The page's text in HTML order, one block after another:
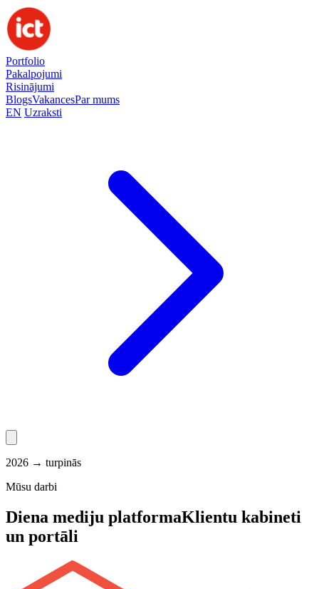
Portfolio
Pakalpojumi
Risinājumi
BlogsVakancesPar mums
EN Uzraksti
2026 → turpinās
Mūsu darbi
Diena mediju platformaKlientu kabineti
un portāli